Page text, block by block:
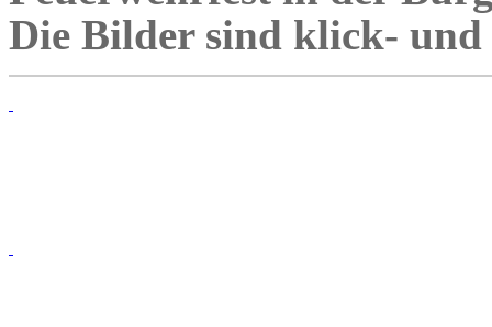
Die Bilder sind klick- und